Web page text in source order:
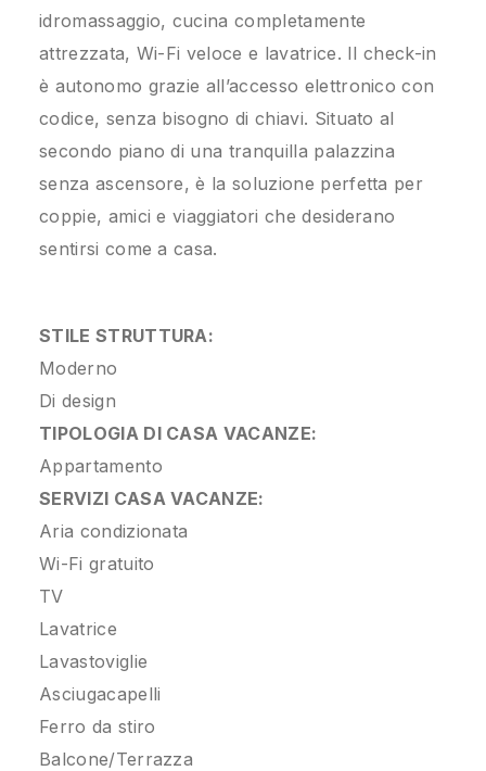
idromassaggio, cucina completamente
attrezzata, Wi-Fi veloce e lavatrice. Il check-in
è autonomo grazie all’accesso elettronico con
codice, senza bisogno di chiavi. Situato al
secondo piano di una tranquilla palazzina
senza ascensore, è la soluzione perfetta per
coppie, amici e viaggiatori che desiderano
sentirsi come a casa.
STILE STRUTTURA:
Moderno
Di design
TIPOLOGIA DI CASA VACANZE:
Appartamento
SERVIZI CASA VACANZE:
Aria condizionata
Wi-Fi gratuito
TV
Lavatrice
Lavastoviglie
Asciugacapelli
Ferro da stiro
Balcone/Terrazza